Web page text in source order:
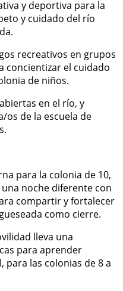
y deportiva para la
y cuidado del río
recreativos en grupos
concientizar el cuidado
de niños.
en el río, y
os de la escuela de
para la colonia de 10,
noche diferente con
compartir y fortalecer
como cierre.
lleva una
para aprender
para las colonias de 8 a